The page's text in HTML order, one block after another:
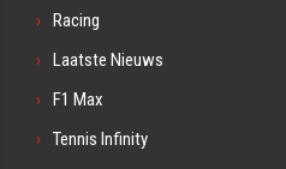
Racing
Laatste Nieuws
F1 Max
Tennis Infinity